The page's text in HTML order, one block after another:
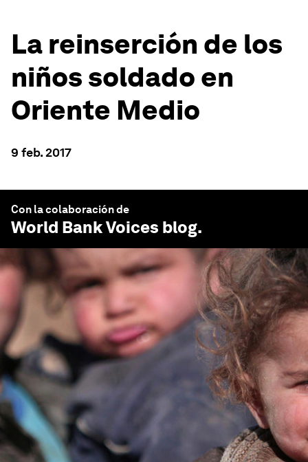
La reinserción de los
niños soldado en
Oriente Medio
9 feb. 2017
Con la colaboración de
World Bank Voices blog.